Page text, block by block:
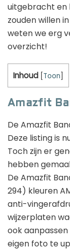
uitgebracht en
zouden willen
weten we erg
overzicht!
Inhoud [Toon]
Amazfit
De Amazfit
Deze listing is
Toch zijn er
hebben
De Amazfit
294) kleuren
anti-
wijzerplaten
ook
eigen foto te